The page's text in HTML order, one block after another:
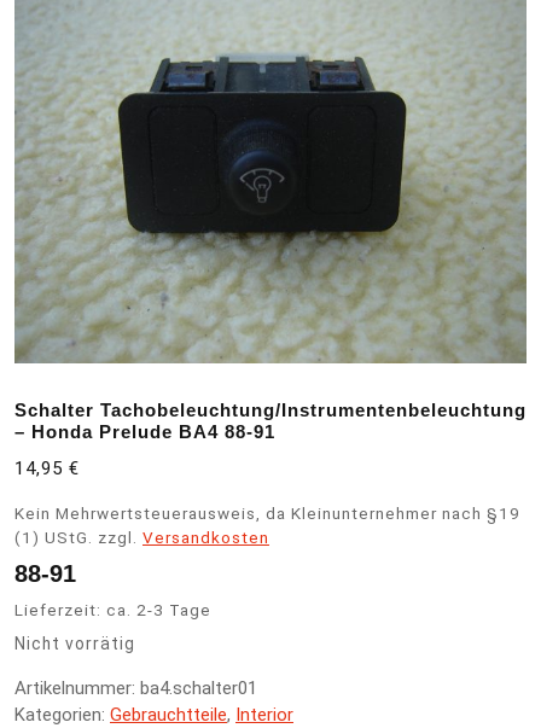
Schalter Tachobeleuchtung/Instrumentenbeleuchtung
– Honda Prelude BA4 88-91
14,95 €
Kein Mehrwertsteuerausweis, da Kleinunternehmer nach §19
(1) UStG. zzgl. Versandkosten
88-91
Lieferzeit: ca. 2-3 Tage
Nicht vorrätig
Artikelnummer: ba4.schalter01
Kategorien: Gebrauchtteile, Interior